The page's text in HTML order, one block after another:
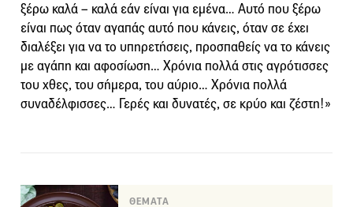
ξέρω καλά – καλά εάν είναι για εμένα… Αυτό που ξέρω
είναι πως όταν αγαπάς αυτό που κάνεις, όταν σε έχει
διαλέξει για να το υπηρετήσεις, προσπαθείς να το κάνεις
με αγάπη και αφοσίωση… Χρόνια πολλά στις αγρότισσες
του χθες, του σήμερα, του αύριο… Χρόνια πολλά
συναδέλφισσες… Γερές και δυνατές, σε κρύο και ζέστη!»
ΘΕΜΑΤΑ